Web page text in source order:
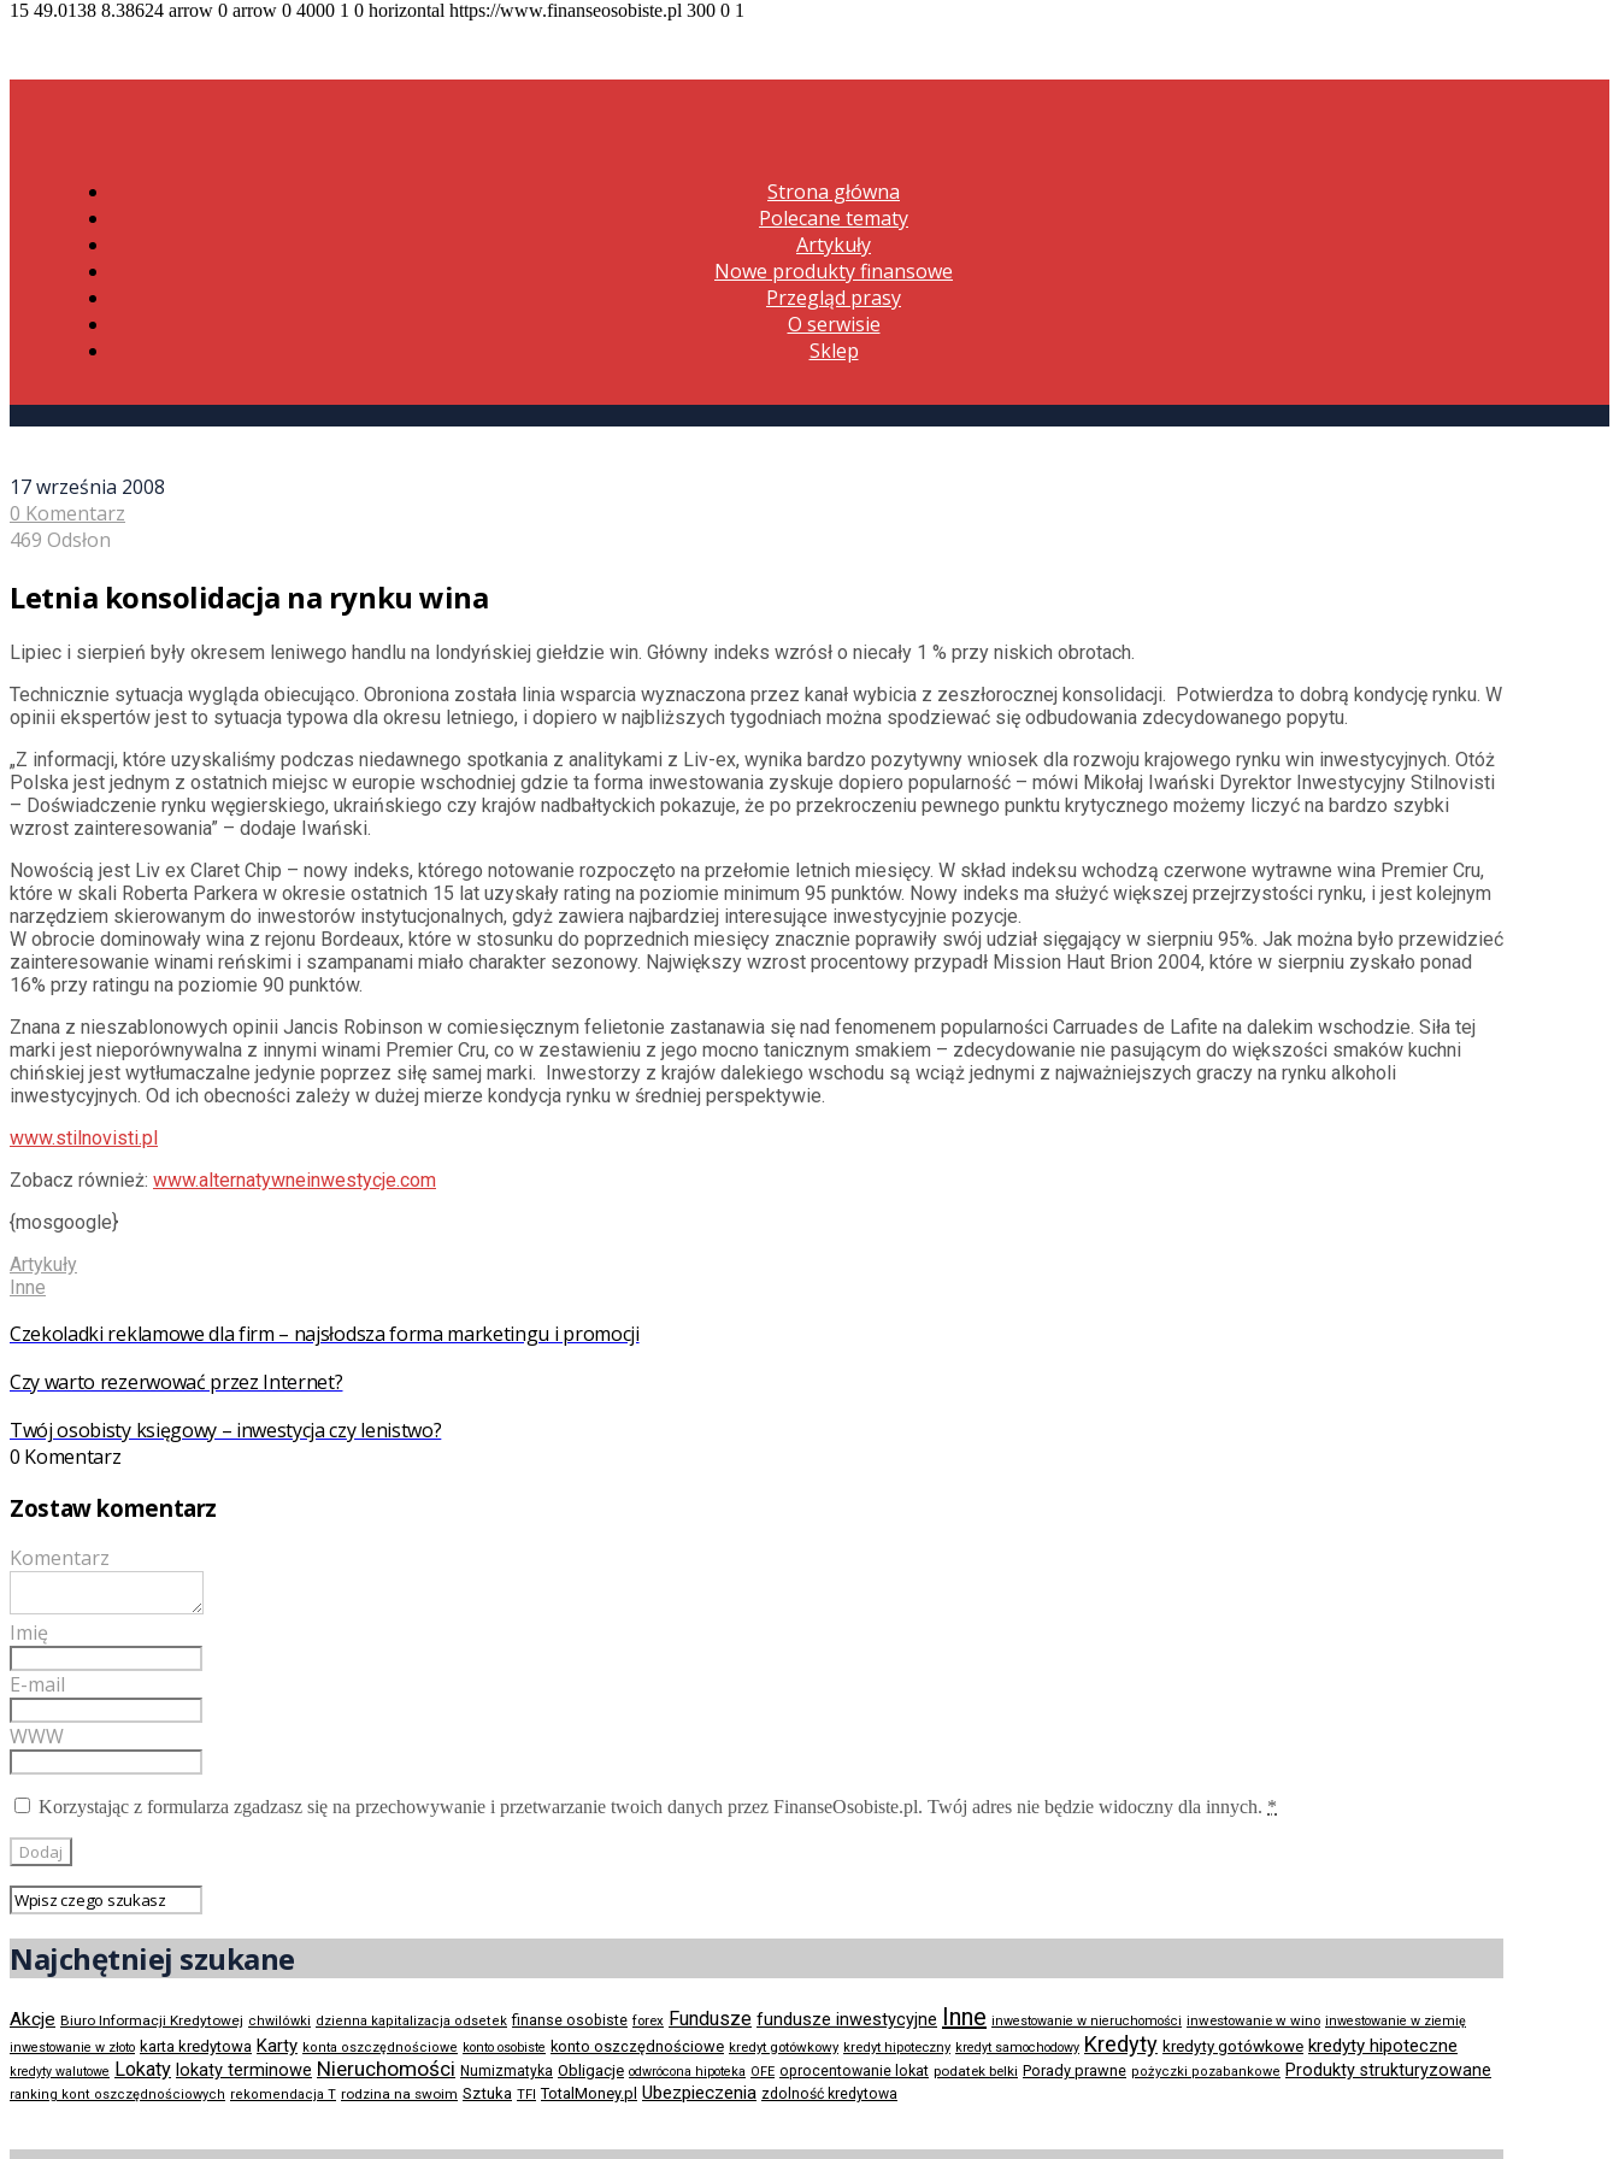
15 49.0138 8.38624 arrow 0 arrow 0 4000 1 0 horizontal https://www.finanseosobiste.pl 300 0 1
Strona główna
Polecane tematy
Artykuły
Nowe produkty finansowe
Przegląd prasy
O serwisie
Sklep
17 września 2008
0 Komentarz
469 Odsłon
Letnia konsolidacja na rynku wina
Lipiec i sierpień były okresem leniwego handlu na londyńskiej giełdzie win. Główny indeks wzrósł o niecały 1 % przy niskich obrotach.
Technicznie sytuacja wygląda obiecująco. Obroniona została linia wsparcia wyznaczona przez kanał wybicia z zeszłorocznej konsolidacji. Potwierdza to dobrą kondycję rynku. W
opinii ekspertów jest to sytuacja typowa dla okresu letniego, i dopiero w najbliższych tygodniach można spodziewać się odbudowania zdecydowanego popytu.
„Z informacji, które uzyskaliśmy podczas niedawnego spotkania z analitykami z Liv-ex, wynika bardzo pozytywny wniosek dla rozwoju krajowego rynku win inwestycyjnych. Otóż
Polska jest jednym z ostatnich miejsc w europie wschodniej gdzie ta forma inwestowania zyskuje dopiero popularność – mówi Mikołaj Iwański Dyrektor Inwestycyjny Stilnovisti
– Doświadczenie rynku węgierskiego, ukraińskiego czy krajów nadbałtyckich pokazuje, że po przekroczeniu pewnego punktu krytycznego możemy liczyć na bardzo szybki
wzrost zainteresowania” – dodaje Iwański.
Nowością jest Liv ex Claret Chip – nowy indeks, którego notowanie rozpoczęto na przełomie letnich miesięcy. W skład indeksu wchodzą czerwone wytrawne wina Premier Cru,
które w skali Roberta Parkera w okresie ostatnich 15 lat uzyskały rating na poziomie minimum 95 punktów. Nowy indeks ma służyć większej przejrzystości rynku, i jest kolejnym
narzędziem skierowanym do inwestorów instytucjonalnych, gdyż zawiera najbardziej interesujące inwestycyjnie pozycje.
W obrocie dominowały wina z rejonu Bordeaux, które w stosunku do poprzednich miesięcy znacznie poprawiły swój udział sięgający w sierpniu 95%. Jak można było przewidzieć
zainteresowanie winami reńskimi i szampanami miało charakter sezonowy. Największy wzrost procentowy przypadł Mission Haut Brion 2004, które w sierpniu zyskało ponad
16% przy ratingu na poziomie 90 punktów.
Znana z nieszablonowych opinii Jancis Robinson w comiesięcznym felietonie zastanawia się nad fenomenem popularności Carruades de Lafite na dalekim wschodzie. Siła tej
marki jest nieporównywalna z innymi winami Premier Cru, co w zestawieniu z jego mocno tanicznym smakiem – zdecydowanie nie pasującym do większości smaków kuchni
chińskiej jest wytłumaczalne jedynie poprzez siłę samej marki. Inwestorzy z krajów dalekiego wschodu są wciąż jednymi z najważniejszych graczy na rynku alkoholi
inwestycyjnych. Od ich obecności zależy w dużej mierze kondycja rynku w średniej perspektywie.
www.stilnovisti.pl
Zobacz również: www.alternatywneinwestycje.com
{mosgoogle}
Artykuły
Inne
Czekoladki reklamowe dla firm – najsłodsza forma marketingu i promocji
Czy warto rezerwować przez Internet?
Twój osobisty księgowy – inwestycja czy lenistwo?
0 Komentarz
Zostaw komentarz
Komentarz
Imię
E-mail
WWW
Korzystając z formularza zgadzasz się na przechowywanie i przetwarzanie twoich danych przez FinanseOsobiste.pl. Twój adres nie będzie widoczny dla innych. *
Najchętniej szukane
Akcje Biuro Informacji Kredytowej chwilówki dzienna kapitalizacja odsetek finanse osobiste forex Fundusze fundusze inwestycyjne Inne inwestowanie w nieruchomości inwestowanie w wino inwestowanie w ziemię
inwestowanie w złoto karta kredytowa Karty konta oszczędnościowe konto osobiste konto oszczędnościowe kredyt gotówkowy kredyt hipoteczny kredyt samochodowy Kredyty kredyty gotówkowe kredyty hipoteczne
kredyty walutowe Lokaty lokaty terminowe Nieruchomości Numizmatyka Obligacje odwrócona hipoteka OFE oprocentowanie lokat podatek belki Porady prawne pożyczki pozabankowe Produkty strukturyzowane
ranking kont oszczędnościowych rekomendacja T rodzina na swoim Sztuka TFI TotalMoney.pl Ubezpieczenia zdolność kredytowa